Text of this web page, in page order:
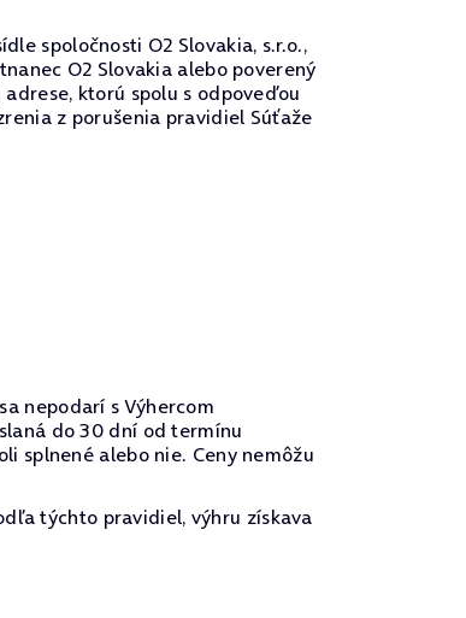
spoločnosti O2 Slovakia, s.r.o.,
O2 Slovakia alebo poverený
ktorú spolu s odpoveďou
z porušenia pravidiel Súťaže
nepodarí s Výhercom
do 30 dní od termínu
splnené alebo nie. Ceny nemôžu
týchto pravidiel, výhru získava